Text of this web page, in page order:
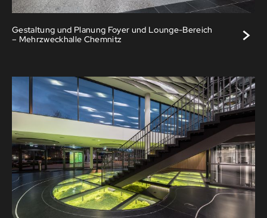
Gestaltung und Planung Foyer und Lounge-Bereich
– Mehrzweckhalle Chemnitz
>